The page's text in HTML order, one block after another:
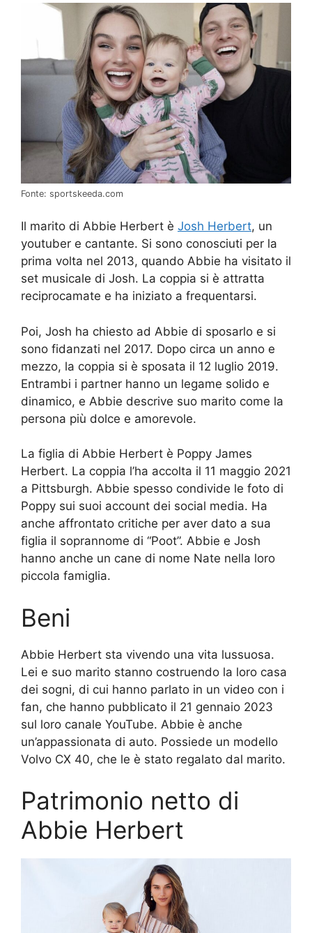
Fonte: sportskeeda.com
Il marito di Abbie Herbert è Josh Herbert, un
youtuber e cantante. Si sono conosciuti per la
prima volta nel 2013, quando Abbie ha visitato il
set musicale di Josh. La coppia si è attratta
reciprocamate e ha iniziato a frequentarsi.
Poi, Josh ha chiesto ad Abbie di sposarlo e si
sono fidanzati nel 2017. Dopo circa un anno e
mezzo, la coppia si è sposata il 12 luglio 2019.
Entrambi i partner hanno un legame solido e
dinamico, e Abbie descrive suo marito come la
persona più dolce e amorevole.
La figlia di Abbie Herbert è Poppy James
Herbert. La coppia l’ha accolta il 11 maggio 2021
a Pittsburgh. Abbie spesso condivide le foto di
Poppy sui suoi account dei social media. Ha
anche affrontato critiche per aver dato a sua
figlia il soprannome di “Poot”. Abbie e Josh
hanno anche un cane di nome Nate nella loro
piccola famiglia.
Beni
Abbie Herbert sta vivendo una vita lussuosa.
Lei e suo marito stanno costruendo la loro casa
dei sogni, di cui hanno parlato in un video con i
fan, che hanno pubblicato il 21 gennaio 2023
sul loro canale YouTube. Abbie è anche
un’appassionata di auto. Possiede un modello
Volvo CX 40, che le è stato regalato dal marito.
Patrimonio netto di
Abbie Herbert